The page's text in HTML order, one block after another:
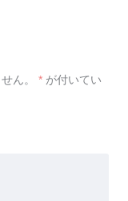
ん。 * が付いてい